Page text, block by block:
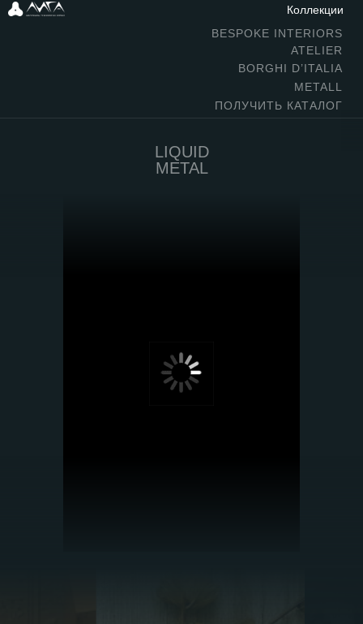
Коллекции
ATELIER
BESPOKE INTERIORS
BORGHI D’ITALIA
METALL
ПОЛУЧИТЬ КАТАЛОГ
LIQUID
METAL